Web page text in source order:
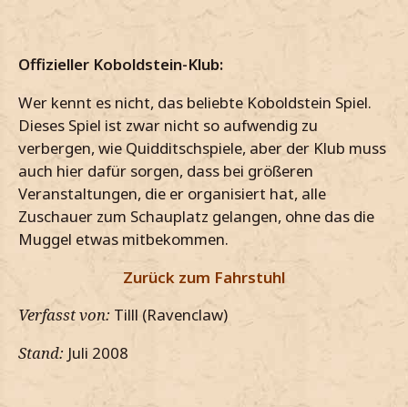
Offizieller Koboldstein-Klub:
Wer kennt es nicht, das beliebte Koboldstein Spiel.
Dieses Spiel ist zwar nicht so aufwendig zu
verbergen, wie Quidditschspiele, aber der Klub muss
auch hier dafür sorgen, dass bei größeren
Veranstaltungen, die er organisiert hat, alle
Zuschauer zum Schauplatz gelangen, ohne das die
Muggel etwas mitbekommen.
Zurück zum Fahrstuhl
Verfasst von: Tilll (Ravenclaw)
Stand: Juli 2008